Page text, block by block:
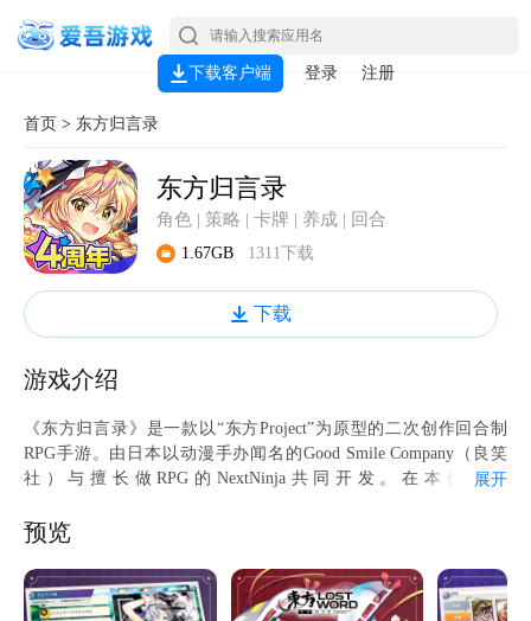
下载客户端 登录 注册
首页 > 东方归言录
东方归言录
角色 | 策略 | 卡牌 | 养成 | 回合
1.67GB 1311下载
下载
游戏介绍
《东方归言录》是一款以“东方Project”为原型的二次创作回合制
RPG手游。由日本以动漫手办闻名的Good Smile Company（良笑
社）与擅长做RPG的NextNinja共同开发。在本作中，
Project中的角色们将重聚一起展开冒险。除了大家熟悉的博丽灵梦
周游幻想乡
展开
预览